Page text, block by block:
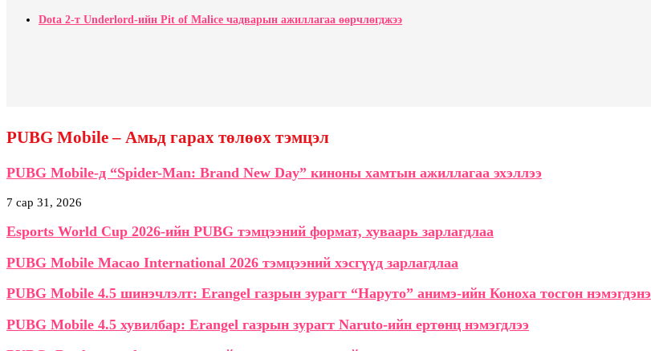
Dota 2-т Underlord-ийн Pit of Malice чадварын ажиллагаа өөрчлөгджээ
PUBG Mobile – Амьд гарах төлөөх тэмцэл
PUBG Mobile-д “Spider-Man: Brand New Day” киноны хамтын ажиллагаа эхэллээ
7 сар 31, 2026
Esports World Cup 2026-ийн PUBG тэмцээний формат, хуваарь зарлагдлаа
PUBG Mobile Macao International 2026 тэмцээний хэсгүүд зарлагдлаа
PUBG Mobile 4.5 шинэчлэлт: Erangel газрын зурагт “Наруто” анимэ-ийн Коноха тосгон нэмэгдэнэ
PUBG Mobile 4.5 хувилбар: Erangel газрын зурагт Naruto-ийн ертөнц нэмэгдлээ